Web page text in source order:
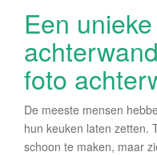
Een
foto
De meeste mensen
hun keuken laten zetten.
schoon te maken, maar